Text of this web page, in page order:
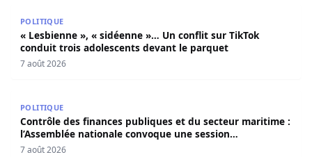
POLITIQUE
« Lesbienne », « sidéenne »… Un conflit sur TikTok
conduit trois adolescents devant le parquet
7 août 2026
POLITIQUE
Contrôle des finances publiques et du secteur maritime :
l’Assemblée nationale convoque une session
extraordinaire
7 août 2026